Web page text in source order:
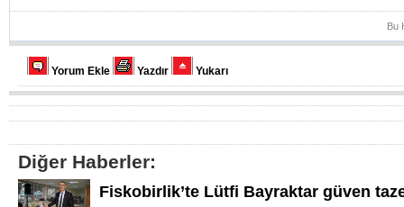
Bu
Yorum Ekle Yazdır Yukarı
Diğer Haberler:
Fiskobirlik’te Lütfi Bayraktar güven